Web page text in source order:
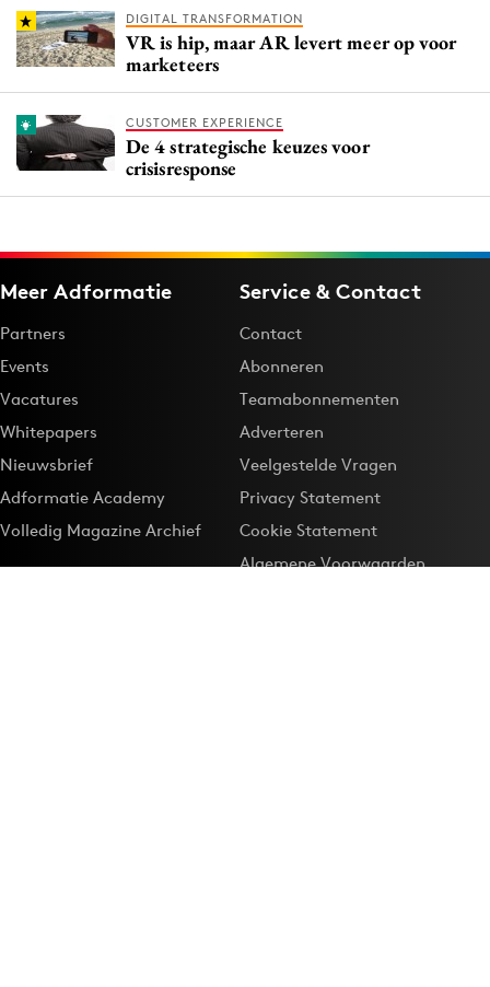
DIGITAL TRANSFORMATION
VR is hip, maar AR levert meer op voor
marketeers
CUSTOMER EXPERIENCE
De 4 strategische keuzes voor
crisisresponse
Meer Adformatie
Partners
Events
Vacatures
Whitepapers
Nieuwsbrief
Adformatie Academy
Volledig Magazine Archief
Service & Contact
Contact
Abonneren
Teamabonnementen
Adverteren
Veelgestelde Vragen
Privacy Statement
Cookie Statement
Algemene Voorwaarden